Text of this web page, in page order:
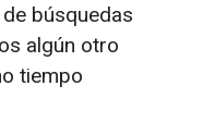
búsquedas
algún otro
tiempo